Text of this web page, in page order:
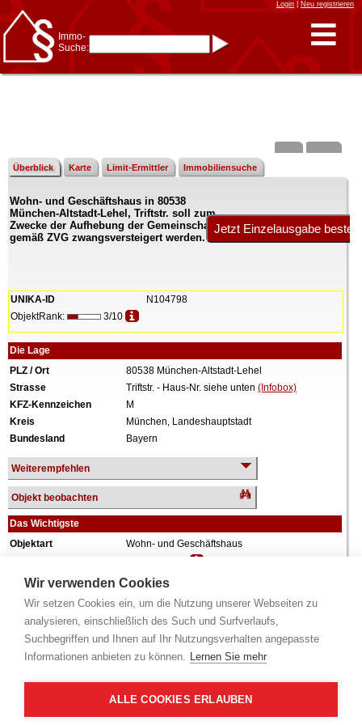
Wir verwenden Cookies
Wir setzen Cookies ein, um die Nutzung unserer Webseiten zu
analysieren, einschließlich des Such und Surfverlaufs,
Suchbegriffen und Ihnen auf Ihr Nutzungsverhalten angepasste
Informationen anbieten zu können. Lernen Sie mehr
ALLE COOKIES ERLAUBEN
Login| Neu registrieren
Immo-
Suche:
z.B.:15 Frankfurtfür
Frankfurt/Oder
und6 Frankfurtfür Frankfurt
Immobiliensuche
nach Kreis
nach Amtsgericht
Überblick Karte Limit-Ermittler Immobiliensuche
Wohn- und Geschäftshaus in 80538
München-Altstadt-Lehel, Triftstr. soll zum
Zwecke der Aufhebung der Gemeinschaft
gemäß ZVG zwangsversteigert werden.
UNIKA-ID
N104798
ObjektRank:
3/10
Die Lage
PLZ / Ort
80538 München-Altstadt-Lehel
Strasse
Triftstr. - Haus-Nr. siehe unten (Infobox)
KFZ-Kennzeichen
M
Kreis
München, Landeshauptstadt
Bundesland
Bayern
Weiterempfehlen
Objekt beobachten
Das Wichtigste
Objektart
Wohn- und Geschäftshaus
Wiederholungstermin
Nein
Denkmalschutz
Baujahr
Grundstück
460 m²
Gewerbefläche
64 m²
Wohnfläche
868 m²
4 Geschosse, ausgebautes Dachgeschoss,